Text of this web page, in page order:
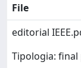
File
editorial
Tipologia: final